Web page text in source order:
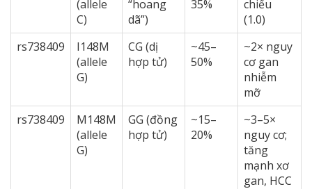
(allele
C)
“hoang
dã”)
35%
chiếu
(1.0)
rs738409
I148M
(allele
G)
CG (dị
hợp tử)
~45–
50%
~2× nguy
cơ gan
nhiễm
mỡ
rs738409
M148M
(allele
G)
GG (đồng
hợp tử)
~15–
20%
~3–5×
nguy cơ;
tăng
mạnh xơ
gan, HCC